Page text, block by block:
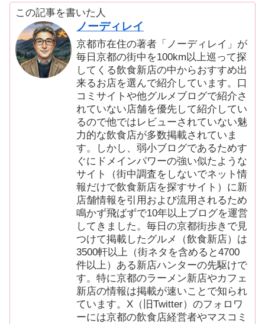
この記事を書いた人
ノーディレイ
京都市在住の著者「ノーディレイ」が
毎日京都の街中を100km以上巡って探
してくる飲食新店の中からおすすめ出
来るお店を選んで紹介しています。口
コミサイトや他グルメブログで紹介さ
れていない店舗を優先して紹介してい
るので他ではレビューされていない魅
力的な飲食店が多数掲載されていま
す。しかし、弱小ブログであるためす
ぐにドメインパワーの強い似たような
サイト（街中調査をしないでネット情
報だけで飲食新店を探すサイト）に新
店舗情報を引用および流用されるため
鳴かず飛ばずで10年以上ブログを運営
してきました。毎日の京都街歩きで見
つけて掲載したグルメ（飲食新店）は
3500軒以上（街ネタを含めると4700
件以上）ある新店ハンターの先駆けで
す。特に京都のラーメン新店やカフェ
新店の情報は掲載が速いことで知られ
ています。X（旧Twitter）のフォロワ
ーには京都の飲食店経営者やマスコミ